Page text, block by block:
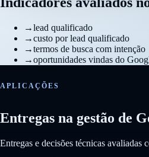
→lead qualificado
→custo por lead qualificado
→termos de busca com intenção
→oportunidades vindas do
APLICAÇÕES
Entregas na gestão de
Entregas e decisões técnicas avaliadas